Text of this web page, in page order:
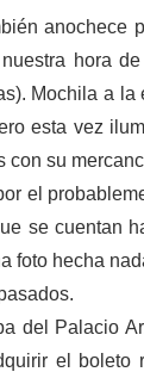
anochece
hora
Mochila a
esta vez
su
el
se cuentan
foto hecha
del Palacio
el